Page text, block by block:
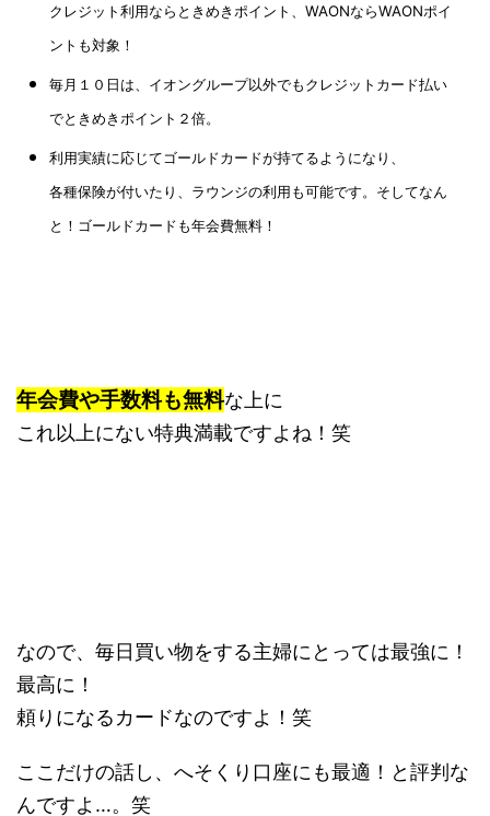
クレジット利用ならときめきポイント、WAONならWAONポイ
ントも対象！
毎月１０日は、イオングループ以外でもクレジットカード払い
でときめきポイント２倍。
利用実績に応じてゴールドカードが持てるようになり、
各種保険が付いたり、ラウンジの利用も可能です。そしてなん
と！ゴールドカードも年会費無料！
年会費や手数料も無料な上に
これ以上にない特典満載ですよね！笑
なので、毎日買い物をする主婦にとっては最強に！
最高に！
頼りになるカードなのですよ！笑
ここだけの話し、へそくり口座にも最適！と評判な
んですよ…。笑